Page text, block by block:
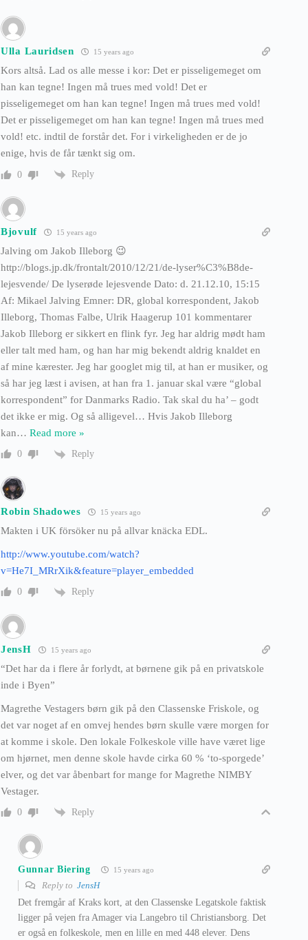
Ulla Lauridsen 15 years ago
Kors altså. Lad os alle messe i kor: Det er pisseligemeget om
han kan tegne! Ingen må trues med vold! Det er
pisseligemeget om han kan tegne! Ingen må trues med vold!
Det er pisseligemeget om han kan tegne! Ingen må trues med
vold! etc. indtil de forstår det. For i virkeligheden er de jo
enige, hvis de får tænkt sig om.
0 Reply
Bjovulf 15 years ago
Jalving om Jakob Illeborg 😉
http://blogs.jp.dk/frontalt/2010/12/21/de-lyser%C3%B8de-
lejesvende/ De lyserøde lejesvende Dato: d. 21.12.10, 15:15
Af: Mikael Jalving Emner: DR, global korrespondent, Jakob
Illeborg, Thomas Falbe, Ulrik Haagerup 101 kommentarer
Jakob Illeborg er sikkert en flink fyr. Jeg har aldrig mødt ham
eller talt med ham, og han har mig bekendt aldrig knaldet en
af mine kærester. Jeg har googlet mig til, at han er musiker, og
så har jeg læst i avisen, at han fra 1. januar skal være “global
korrespondent” for Danmarks Radio. Tak skal du ha’ – godt
det ikke er mig. Og så alligevel… Hvis Jakob Illeborg
kan… Read more »
0 Reply
Robin Shadowes 15 years ago
Makten i UK försöker nu på allvar knäcka EDL.
http://www.youtube.com/watch?
v=He7I_MRrXik&feature=player_embedded
0 Reply
JensH 15 years ago
“Det har da i flere år forlydt, at børnene gik på en privatskole
inde i Byen”
Magrethe Vestagers børn gik på den Classenske Friskole, og
det var noget af en omvej hendes børn skulle være morgen for
at komme i skole. Den lokale Folkeskole ville have været lige
om hjørnet, men denne skole havde cirka 60 % ‘to-sporgede’
elver, og det var åbenbart for mange for Magrethe NIMBY
Vestager.
0 Reply
Gunnar Biering 15 years ago
Reply to JensH
Det fremgår af Kraks kort, at den Classenske Legatskole faktisk
ligger på vejen fra Amager via Langebro til Christiansborg. Det
er også en folkeskole, men en lille en med 448 elever. Dens